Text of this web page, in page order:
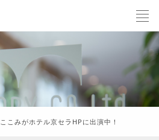
ここみがホテル京セラHPに出演中！